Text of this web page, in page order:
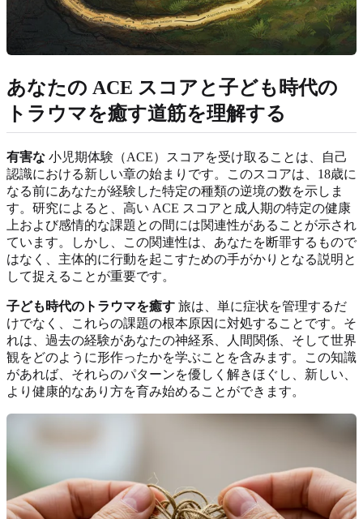
あなたの ACE スコアと子ども時代の
トラウマを癒す道筋を理解する
有害な 小児期体験（ACE）スコアを受け取ることは、自己
認識における新しい章の始まりです。このスコアは、18歳に
なる前にあなたが経験した特定の種類の逆境の数を示しま
す。研究によると、高い ACE スコアと成人期の特定の健康
上および感情的な課題との間には関連性があることが示され
ています。しかし、この関連性は、あなたを断罪するもので
はなく、主体的に行動を起こすための手がかりとなる説明と
して捉えることが重要です。
子ども時代のトラウマを癒す 旅は、単に症状を管理するだ
けでなく、これらの課題の根本原因に対処することです。そ
れは、過去の経験があなたの神経系、人間関係、そして世界
観をどのように形作ったかを学ぶことを含みます。この知識
があれば、それらのパターンを優しく解きほぐし、新しい、
より健康的なあり方を育み始めることができます。